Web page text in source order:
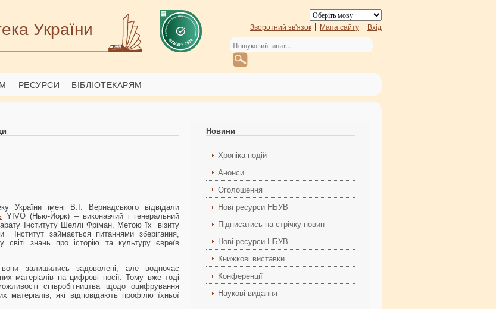
України Зворотний зв'язок Мапа сайту Вхід
РЕСУРСИ БІБЛІОТЕКАРЯМ
України імені В.І. Вернадського відвідали
YIVO (Нью-Йорк) – виконавчий і генеральний
Інституту Шеллі Фріман. Метою їх візиту
займається питаннями зберігання,
світі знань про історію та культуру євреїв
залишились задоволені, але водночас
матеріалів на цифрові носії. Тому вже тоді
співробітництва щодо оцифрування
матеріалів, які відповідають профілю їхньої
Новини
Хроніка подій
Анонси
Оголошення
Нові ресурси НБУВ
Підписатись на стрічку новин
Нові ресурси НБУВ
Книжкові виставки
Конференції
Наукові видання